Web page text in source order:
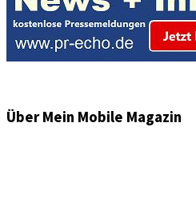
Über Mein Mobile Magazin